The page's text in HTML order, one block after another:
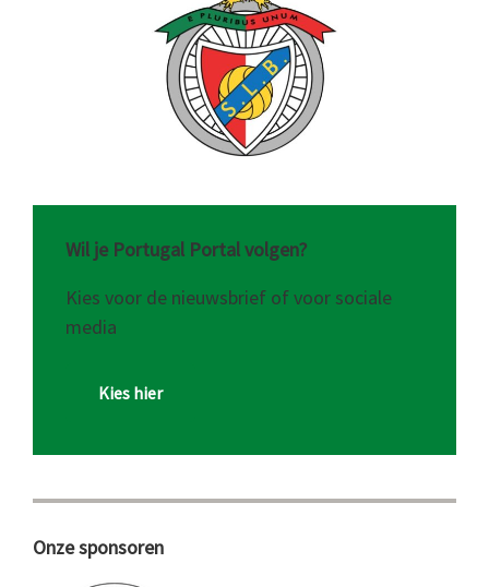
Wil je Portugal Portal volgen?
Kies voor de nieuwsbrief of voor sociale
media
Kies hier
Onze sponsoren